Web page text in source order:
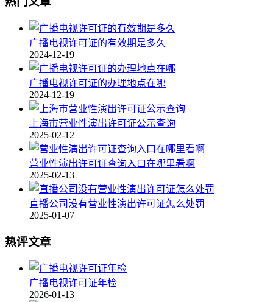
广播电视许可证的有效期是多久
2024-12-19
广播电视许可证的办理地点在哪
2024-12-19
上海市营业性演出许可证公示查询
2025-02-12
营业性演出许可证查询入口在哪里看啊
2025-02-13
直播公司没有营业性演出许可证怎么处罚
2025-01-07
热评文章
广播电视许可证年检
2026-01-13